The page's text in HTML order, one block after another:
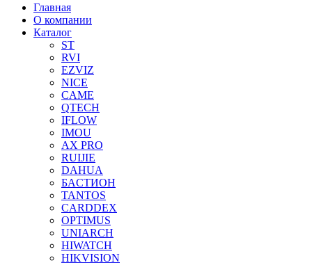
Главная
О компании
Каталог
ST
RVI
EZVIZ
NICE
CAME
QTECH
IFLOW
IMOU
AX PRO
RUIJIE
DAHUA
БAСТИОН
TANTOS
CARDDEX
OPTIMUS
UNIARCH
HIWATCH
HIKVISION